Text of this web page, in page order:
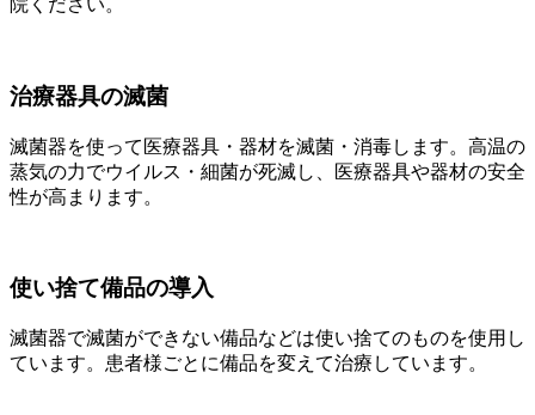
院ください。
治療器具の滅菌
滅菌器を使って医療器具・器材を滅菌・消毒します。高温の
蒸気の力でウイルス・細菌が死滅し、医療器具や器材の安全
性が高まります。
使い捨て備品の導入
滅菌器で滅菌ができない備品などは使い捨てのものを使用し
ています。患者様ごとに備品を変えて治療しています。